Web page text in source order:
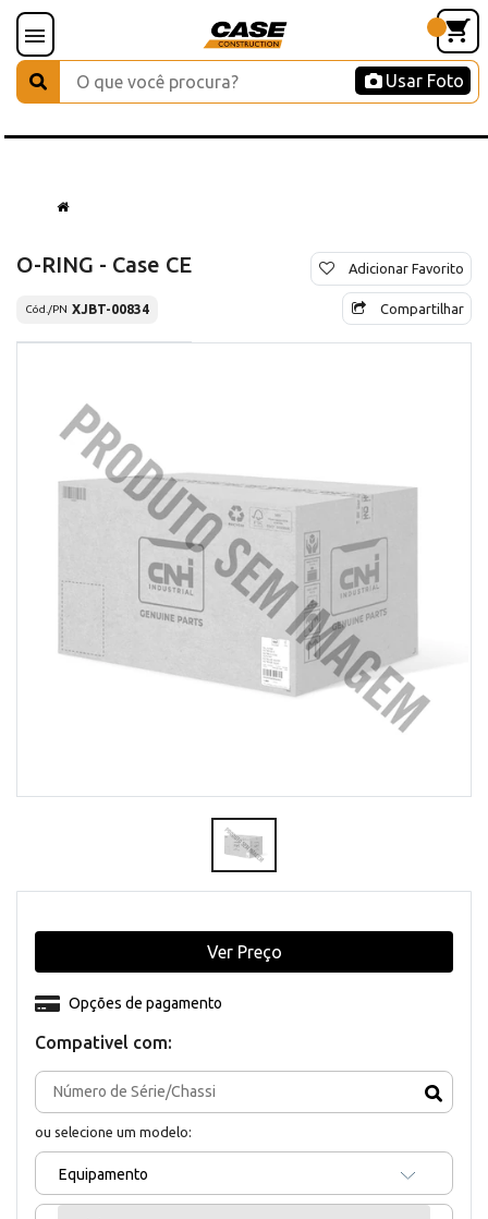
Usar Foto
O-RING - Case CE
Cód./PN XJBT-00834
Adicionar Favorito
Compartilhar
Compativel com:
ou selecione um modelo:
Equipamento
Opções de pagamento
Ver Preço